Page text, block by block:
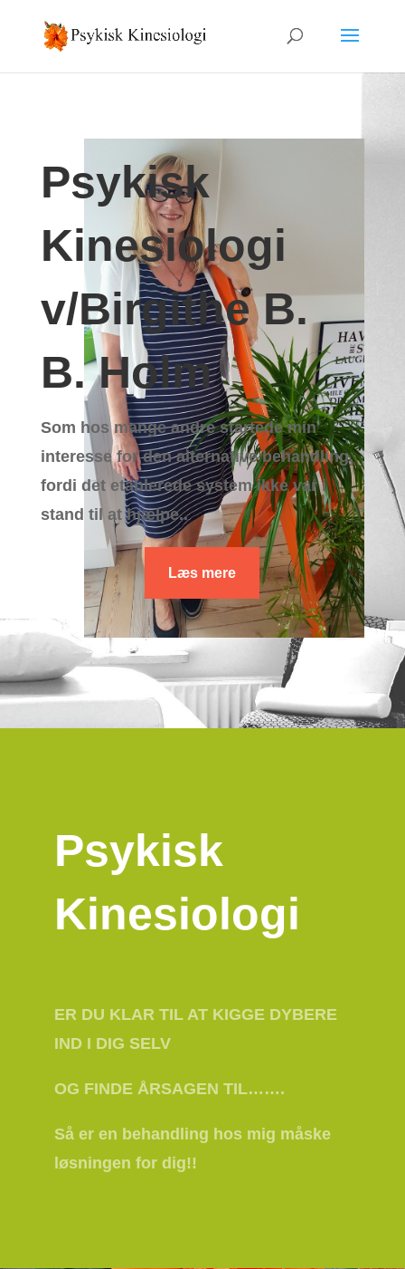
Psykisk
Kinesiologi
v/Birgithe B.
B. Holm
Som hos mange andre startede min
interesse for den alternative behandling,
fordi det etablerede system ikke var i
stand til at hjælpe..
Læs mere
Psykisk
Kinesiologi
ER DU KLAR TIL AT KIGGE DYBERE
IND I DIG SELV
OG FINDE ÅRSAGEN TIL…….
Så er en behandling hos mig måske
løsningen for dig!!